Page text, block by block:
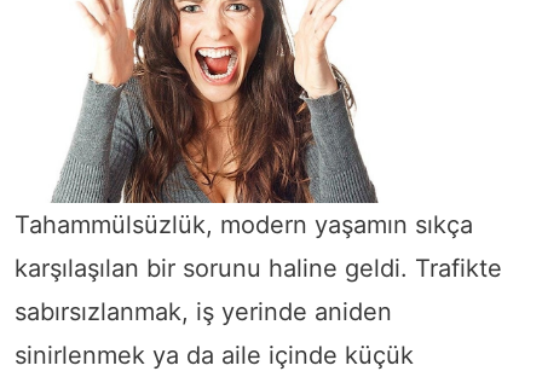
Tahammülsüzlük, modern yaşamın sıkça
karşılaşılan bir sorunu haline geldi. Trafikte
sabırsızlanmak, iş yerinde aniden
sinirlenmek ya da aile içinde küçük